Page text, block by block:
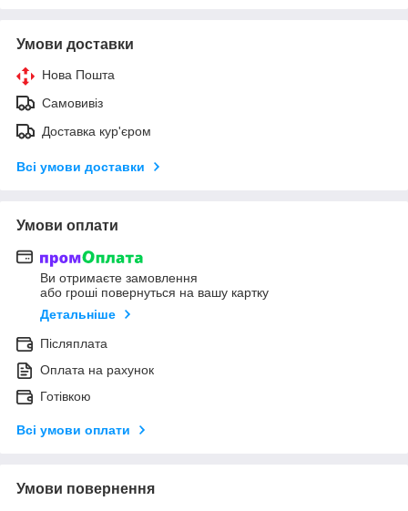
Умови доставки
Нова Пошта
Самовивіз
Доставка кур'єром
Всі умови доставки
Умови оплати
Ви отримаєте замовлення
або гроші повернуться на вашу картку
Детальніше
Післяплата
Оплата на рахунок
Готівкою
Всі умови оплати
Умови повернення